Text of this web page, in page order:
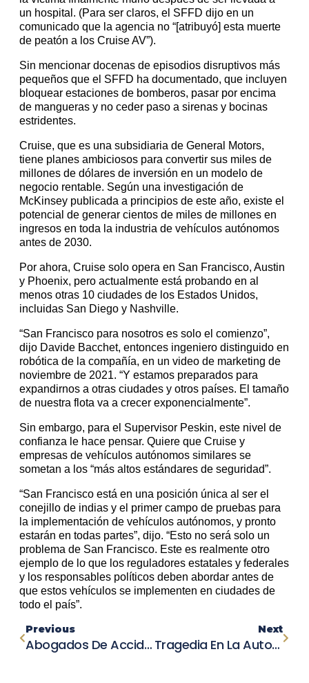
un hospital. (Para ser claros, el SFFD dijo en un
comunicado que la agencia no “[atribuyó] esta muerte
de peatón a los Cruise AV”).
Sin mencionar docenas de episodios disruptivos más
pequeños que el SFFD ha documentado, que incluyen
bloquear estaciones de bomberos, pasar por encima
de mangueras y no ceder paso a sirenas y bocinas
estridentes.
Cruise, que es una subsidiaria de General Motors,
tiene planes ambiciosos para convertir sus miles de
millones de dólares de inversión en un modelo de
negocio rentable. Según una investigación de
McKinsey publicada a principios de este año, existe el
potencial de generar cientos de miles de millones en
ingresos en toda la industria de vehículos autónomos
antes de 2030.
Por ahora, Cruise solo opera en San Francisco, Austin
y Phoenix, pero actualmente está probando en al
menos otras 10 ciudades de los Estados Unidos,
incluidas San Diego y Nashville.
“San Francisco para nosotros es solo el comienzo”,
dijo Davide Bacchet, entonces ingeniero distinguido en
robótica de la compañía, en un video de marketing de
noviembre de 2021. “Y estamos preparados para
expandirnos a otras ciudades y otros países. El tamaño
de nuestra flota va a crecer exponencialmente”.
Sin embargo, para el Supervisor Peskin, este nivel de
confianza le hace pensar. Quiere que Cruise y
empresas de vehículos autónomos similares se
sometan a los “más altos estándares de seguridad”.
“San Francisco está en una posición única al ser el
conejillo de indias y el primer campo de pruebas para
la implementación de vehículos autónomos, y pronto
estarán en todas partes”, dijo. “Esto no será solo un
problema de San Francisco. Este es realmente otro
ejemplo de lo que los reguladores estatales y federales
y los responsables políticos deben abordar antes de
que estos vehículos se implementen en ciudades de
todo el país”.
Previous
Abogados De Accidentes De Trabajo: Tratamiento Médico
Next
Tragedia En La Autopista 101: Hombre Muere Tras Ser Atropellado Por Un Vehículo Que Se Dio A La Fuga